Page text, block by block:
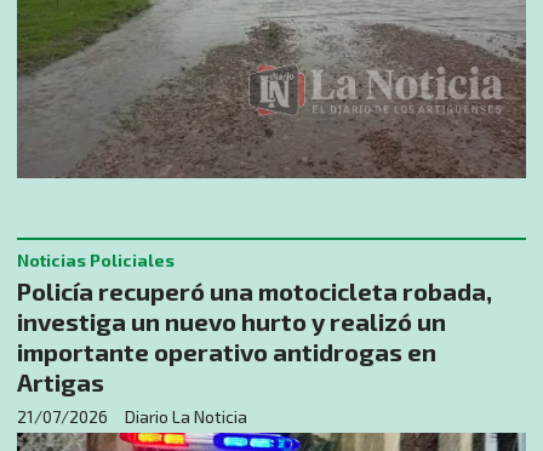
Policía recuperó una motocicleta robada,
investiga un nuevo hurto y realizó un
importante operativo antidrogas en
Artigas
Diario La Noticia
Noticias Policiales
21/07/2026